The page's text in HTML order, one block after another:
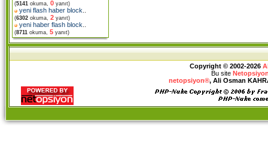
(5141 okuma, 0 yanıt)
yeni flash haber block
(6302 okuma, 2 yanıt)
yeni haber flash block
(8711 okuma, 5 yanıt)
Copyright © 2002-2026
Bu site
netopsiyon®, Ali Osman